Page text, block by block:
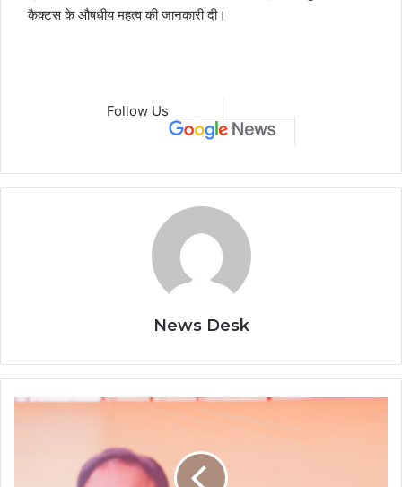
कैक्टस के औषधीय महत्व की जानकारी दी।
Follow Us
News Desk
ग्लोबल